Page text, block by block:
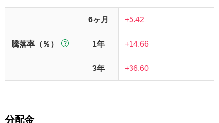
騰落率（％）
6ヶ月 +5.42
1年 +14.66
3年 +36.60
分配金